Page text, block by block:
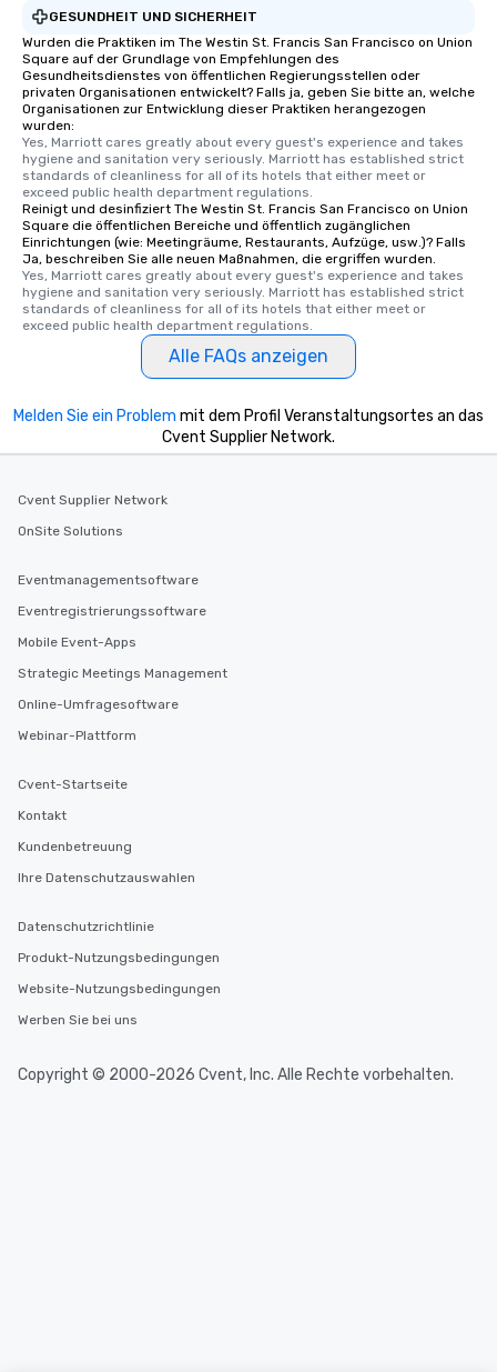
hours, with optional
incentives.
GESUNDHEIT UND SICHERHEIT
Wurden die Praktiken im The Westin St. Francis San Francisco on Union
Square auf der Grundlage von Empfehlungen des
Gesundheitsdienstes von öffentlichen Regierungsstellen oder
privaten Organisationen entwickelt? Falls ja, geben Sie bitte an, welche
Organisationen zur Entwicklung dieser Praktiken herangezogen
wurden:
Yes, Marriott cares greatly about every guest's experience and takes
hygiene and sanitation very seriously. Marriott has established strict
standards of cleanliness for all of its hotels that either meet or
exceed public health department regulations.
Reinigt und desinfiziert The Westin St. Francis San Francisco on Union
Square die öffentlichen Bereiche und öffentlich zugänglichen
Einrichtungen (wie: Meetingräume, Restaurants, Aufzüge, usw.)? Falls
Ja, beschreiben Sie alle neuen Maßnahmen, die ergriffen wurden.
Yes, Marriott cares greatly about every guest's experience and takes
hygiene and sanitation very seriously. Marriott has established strict
standards of cleanliness for all of its hotels that either meet or
exceed public health department regulations.
Alle FAQs anzeigen
Melden Sie ein Problem mit dem Profil Veranstaltungsortes an das
Cvent Supplier Network.
Cvent Supplier Network
OnSite Solutions
Eventmanagementsoftware
Eventregistrierungssoftware
Mobile Event-Apps
Strategic Meetings Management
Online-Umfragesoftware
Webinar-Plattform
Cvent-Startseite
Kontakt
Kundenbetreuung
Ihre Datenschutzauswahlen
Datenschutzrichtlinie
Produkt-Nutzungsbedingungen
Website-Nutzungsbedingungen
Werben Sie bei uns
Copyright © 2000-2026 Cvent, Inc. Alle Rechte vorbehalten.